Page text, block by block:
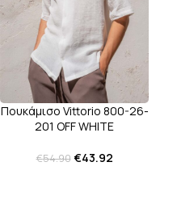
Πουκάμισο Vittorio 800-26-
201 OFF WHITE
€54.90 €43.92